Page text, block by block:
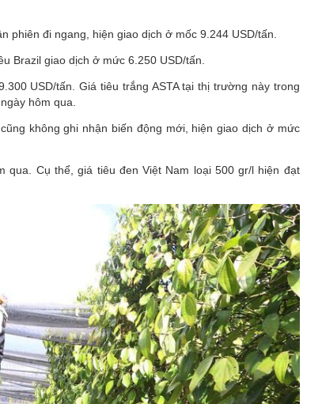
đi ngang, hiện giao dịch ở mốc 9.244 USD/tấn.
Brazil giao dịch ở mức 6.250 USD/tấn.
USD/tấn. Giá tiêu trắng ASTA tại thị trường này trong
hôm qua.
không ghi nhận biến động mới, hiện giao dịch ở mức
qua. Cụ thể, giá tiêu đen Việt Nam loại 500 gr/l hiện đạt